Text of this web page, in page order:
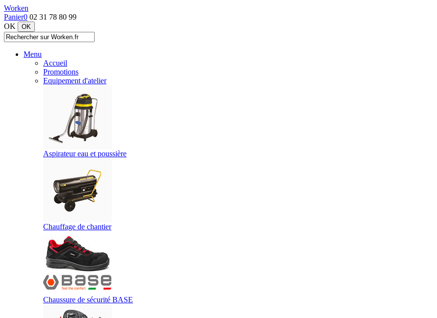
Worken
Panier0 02 31 78 80 99
OK
Menu
Accueil
Promotions
Equipement d'atelier
Aspirateur eau et poussière
Chauffage de chantier
Chaussure de sécurité BASE